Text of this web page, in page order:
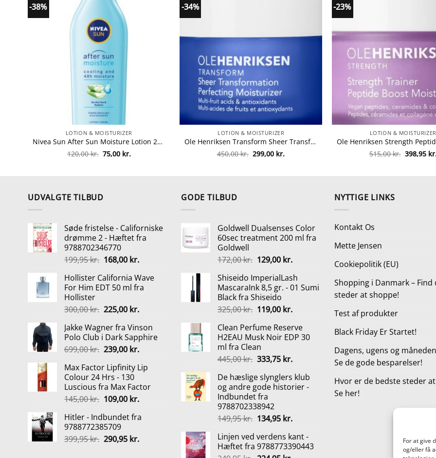
For at give
og/eller få
-38%
LOTION & MOISTURIZER
Nivea Sun After Sun Moisture Lotion 200 ml fra Nivea
120,00kr. Den
oprindelige
75,00 kr.Den
-34%
LOTION & MOISTURIZER
Ole Henriksen Transform Sheer Transformation Perfecting Moisturizer 50 ml fra Ole Henriksen
450,00kr. Den
oprindelige
299,00 kr.
-23%
LOTION & MOISTURIZER
515,00kr. Den
398,95
UDVALGTE TILBUD
Søde fristelse - Californiske
drømme 2 - Hæftet fra
9788702346770
199,95kr. Den
pris
var:
168,00 kr.Den
pris
er:
Hollister California Wave
For Him EDT 50 ml fra
Hollister
300,00kr. Den
pris
var:
300,00 kr..
225,00 kr.Den
pris
er:
225,00 kr..
Jakke Wagner fra Vinson
Polo Club i Dark Sapphire
699,00kr. Den
pris
var:
699,00 kr..
239,00 kr.Den
pris
239,00 kr..
Max Factor Lipfinity Lip
Colour 24 Hrs - 130
Luscious fra Max Factor
145,00kr. Den
pris
var:
145,00 kr..
109,00 kr.Den
pris
109,00 kr..
Hitler - Indbundet fra
9788772385709
399,95kr. Den
290,95 kr.Den
GODE TILBUD
Goldwell Dualsenses Color
60sec treatment 200 ml fra
Goldwell
172,00kr. Den
pris
var:
172,00 kr..
129,00 kr.Den
pris
er:
Shiseido ImperialLash
MascaraInk 8,5 gr. - 01 Sumi
Black fra Shiseido
325,00kr. Den
pris
var:
325,00 kr..
119,00 kr.Den
pris
er:
Clean Perfume Reserve
H2EAU Musk Noir EDP 30
ml fra Clean
445,00kr. Den
pris
var:
445,00 kr..
333,75 kr.Den
pris
er:
De hæslige slynglers klub
og andre gode historier -
Indbundet fra
9788702338942
149,95kr. Den
pris
var:
134,95 kr.Den
pris
er:
Linjen ved verdens kant -
Hæftet fra 9788773390443
NYTTIGE LINKS
Kontakt Os
Mette Jensen
Cookiepolitik (EU)
Shopping i Danmark – Find
steder at shoppe!
Test af produkter
Black Friday Er Startet!
Dagens, ugens og
Se de gode besparelser!
Hvor er de bedste steder
Se her!